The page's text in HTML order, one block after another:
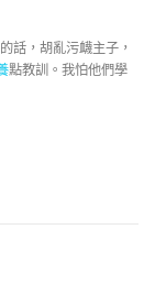
話，胡亂污衊主子，
點教訓。我怕他們學